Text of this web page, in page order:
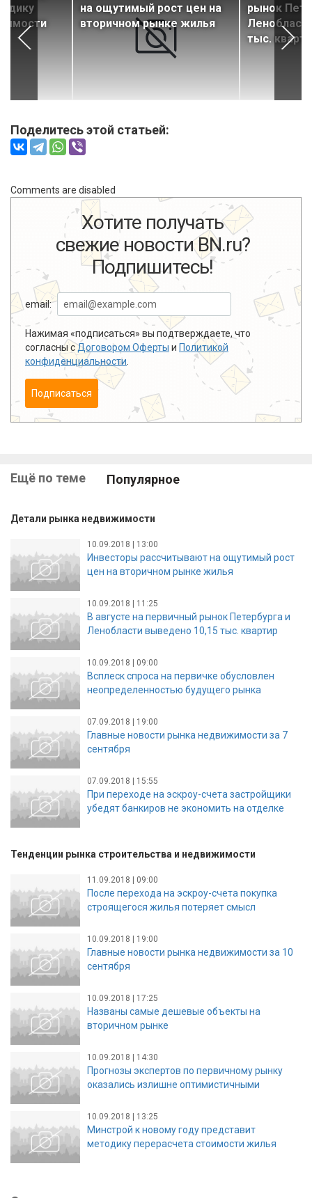
на ощутимый рост цен на
вторичном рынке жилья
рынок
тыс.
Поделитесь этой статьей:
Comments are disabled
Хотите получать
свежие новости BN.ru?
Подпишитесь!
email:
Нажимая «подписаться» вы подтверждаете, что
согласны сДоговором Оферты и Политикой
конфиденциальности
Подписаться
Ещё по теме Популярное
Детали рынка недвижимости
10.09.2018 | 13:00
Инвесторы рассчитывают на ощутимый рост
цен на вторичном рынке жилья
10.09.2018 | 11:25
В августе на первичный рынок Петербурга и
Ленобласти выведено 10,15 тыс. квартир
10.09.2018 | 09:00
Всплеск спроса на первичке обусловлен
неопределенностью будущего рынка
07.09.2018 | 19:00
Главные новости рынка недвижимости за 7
сентября
07.09.2018 | 15:55
При переходе на эскроу-счета застройщики
убедят банкиров не экономить на отделке
Тенденции рынка строительства и недвижимости
11.09.2018 | 09:00
После перехода на эскроу-счета покупка
строящегося жилья потеряет смысл
10.09.2018 | 19:00
Главные новости рынка недвижимости за 10
сентября
10.09.2018 | 17:25
Названы самые дешевые объекты на
вторичном рынке
10.09.2018 | 14:30
Прогнозы экспертов по первичному рынку
оказались излишне оптимистичными
10.09.2018 | 13:25
Минстрой к новому году представит
методику перерасчета стоимости жилья